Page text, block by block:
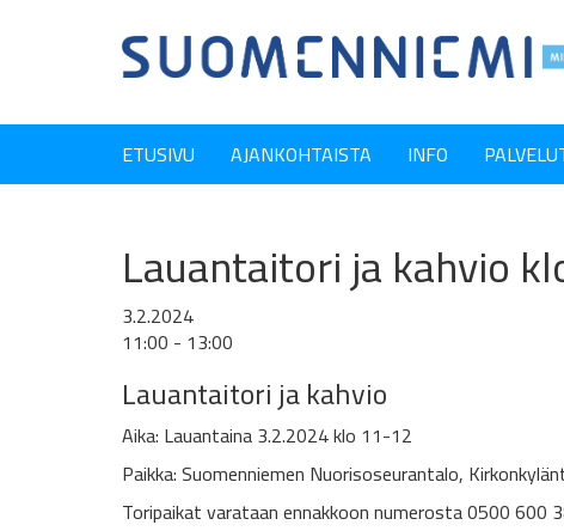
ETUSIVU AJANKOHTAISTA INFO
Lauantaitori ja kahvio
3.2.2024
11:00 - 13:00
Lauantaitori ja kahvio
Aika: Lauantaina 3.2.2024 klo 11-12
Paikka: Suomenniemen Nuorisoseurantalo,
Toripaikat varataan ennakkoon numerosta 0500 600